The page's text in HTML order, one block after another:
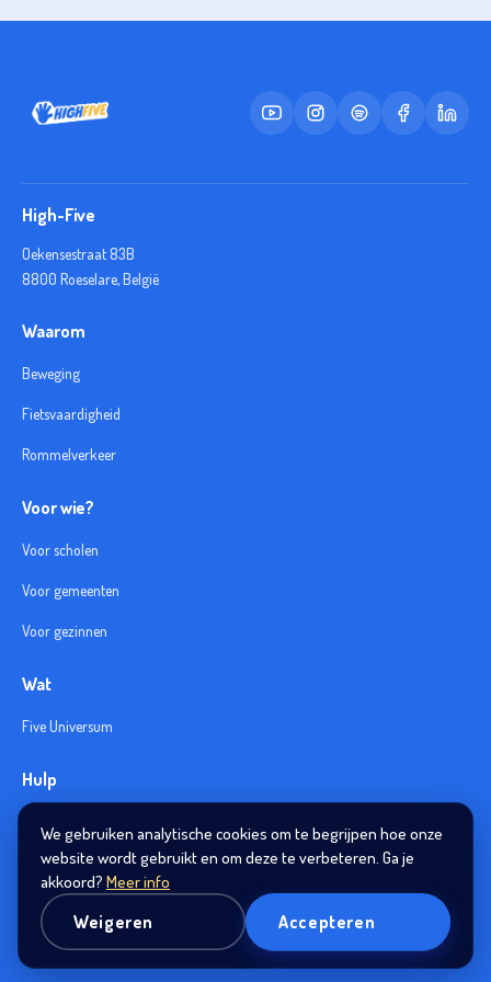
We gebruiken analytische cookies om te begrijpen hoe onze
website wordt gebruikt en om deze te verbeteren. Ga je
akkoord? Meer info
Weigeren
Accepteren
bestelling te annuleren.
High-Five
Oekensestraat 83B
8800 Roeselare, België
Waarom
Beweging
Fietsvaardigheid
Rommelverkeer
Voor wie?
Voor scholen
Voor gemeenten
Voor gezinnen
Wat
Five Universum
Hulp
Helpdesk
© 2026 High-Five Cookies